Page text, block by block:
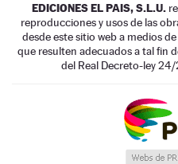
EDICIONES EL PAIS, S.L.U.
reproducciones y usos de las
desde este sitio web a medios
que resulten adecuados a tal fin
del Real Decreto-ley